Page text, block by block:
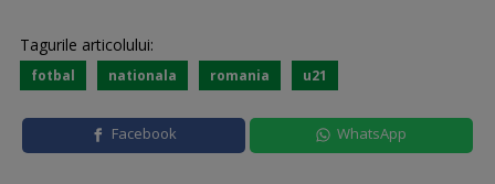
Tagurile articolului:
fotbal nationala romania u21
Facebook WhatsApp